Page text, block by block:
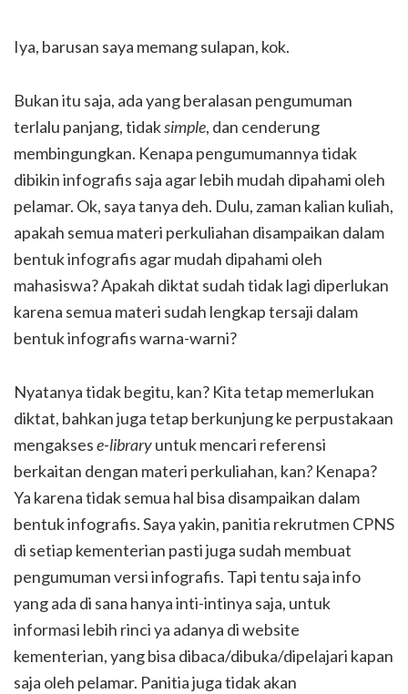
Iya, barusan saya memang sulapan, kok.
Bukan itu saja, ada yang beralasan pengumuman
terlalu panjang, tidaksimple, dan cenderung
membingungkan. Kenapa pengumumannya tidak
dibikin infografis saja agar lebih mudah dipahami oleh
pelamar. Ok, saya tanya deh. Dulu, zaman kalian kuliah,
apakah semua materi perkuliahan disampaikan dalam
bentuk infografis agar mudah dipahami oleh
mahasiswa? Apakah diktat sudah tidak lagi diperlukan
karena semua materi sudah lengkap tersaji dalam
bentuk infografis warna-warni?
Nyatanya tidak begitu, kan? Kita tetap memerlukan
diktat, bahkan juga tetap berkunjung ke perpustakaan
mengaksese-libraryuntuk mencari referensi
berkaitan dengan materi perkuliahan, kan? Kenapa?
Ya karena tidak semua hal bisa disampaikan dalam
bentuk infografis. Saya yakin, panitia rekrutmen CPNS
di setiap kementerian pasti juga sudah membuat
pengumuman versi infografis. Tapi tentu saja info
yang ada di sana hanya inti-intinya saja, untuk
informasi lebih rinci ya adanya di website
kementerian, yang bisa dibaca/dibuka/dipelajari kapan
saja oleh pelamar. Panitia juga tidak akan